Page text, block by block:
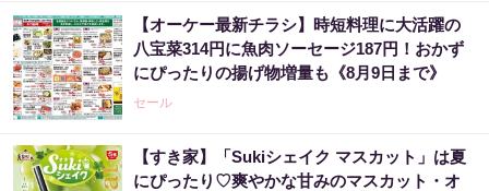
【オーケー最新チラシ】時短料理に大活躍の
八宝菜314円に魚肉ソーセージ187円！おかず
にぴったりの揚げ物増量も《8月9日まで》
セール
【すき家】「Sukiシェイク マスカット」は夏
にぴったり♡爽やかな甘みのマスカット・オ